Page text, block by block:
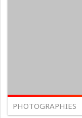
PHOTOGRAPHIES